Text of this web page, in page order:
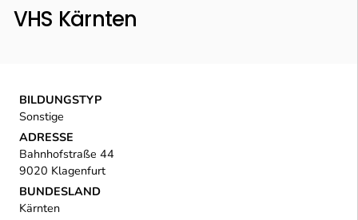
VHS Kärnten
BILDUNGSTYP
Sonstige
ADRESSE
Bahnhofstraße 44
9020 Klagenfurt
BUNDESLAND
Kärnten